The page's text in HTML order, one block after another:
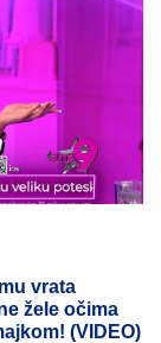
vrata
žele očima
(VIDEO)